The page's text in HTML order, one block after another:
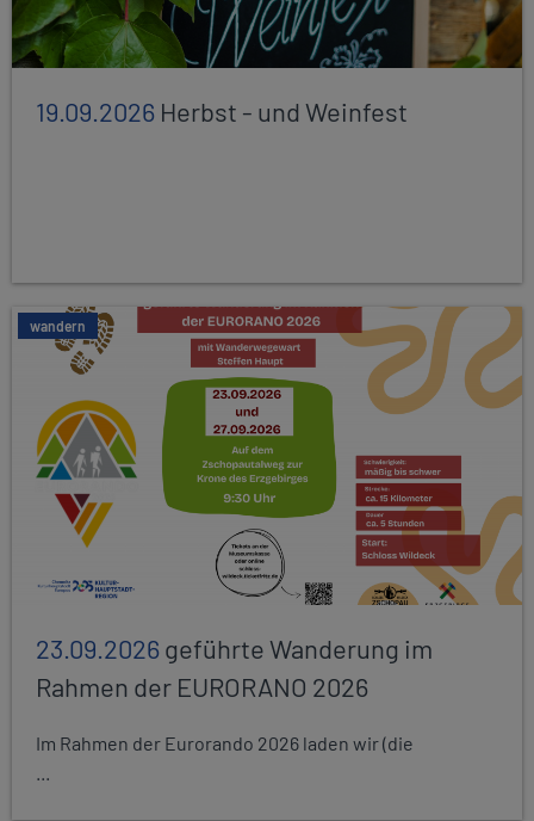
19.09.2026 Herbst - und Weinfest
wandern
23.09.2026geführte Wanderung im
Rahmen der EURORANO 2026
Im Rahmen der Eurorando 2026 laden wir (die